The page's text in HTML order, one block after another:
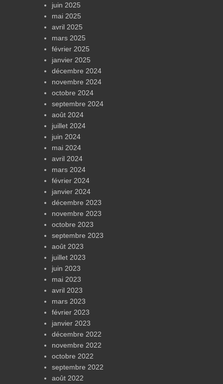
juin 2025
mai 2025
avril 2025
mars 2025
février 2025
janvier 2025
décembre 2024
novembre 2024
octobre 2024
septembre 2024
août 2024
juillet 2024
juin 2024
mai 2024
avril 2024
mars 2024
février 2024
janvier 2024
décembre 2023
novembre 2023
octobre 2023
septembre 2023
août 2023
juillet 2023
juin 2023
mai 2023
avril 2023
mars 2023
février 2023
janvier 2023
décembre 2022
novembre 2022
octobre 2022
septembre 2022
août 2022